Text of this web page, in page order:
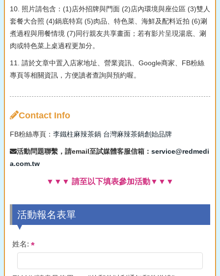
10. 照片請包含：(1)店外招牌與門面 (2)店內環境與座位區 (3)雙人
套餐大合照 (4)鍋底特寫 (5)肉品、特色菜、海鮮及配料近拍 (6)涮
煮過程與用餐情境 (7)同行親友共享畫面；若有影片呈現湯底、涮
肉或特色菜上桌過程更加分。
11. 請於文章中置入店家地址、營業資訊、Google商家、FB粉絲
專頁等相關資訊，方便讀者查詢與預約喔。
Contact Info
FB粉絲專頁： 李鐵柱麻辣茶鍋 台灣麻辣茶鍋創始品牌
活動問題聯繫，請email至試媒體客服信箱： service@redmedi
a.com.tw
▼▼▼ 請至以下填表參加活動▼▼▼
活動報名表單
姓名: